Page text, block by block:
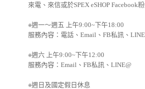
來電、來信或於SPEX eSHOP
※週一～週五 上午9:00~下午18:00
服務內容：電話、Email、FB私訊、
※週六 上午9:00~下午12:00
服務內容：Email、FB私訊、LINE@
※週日及國定假日休息